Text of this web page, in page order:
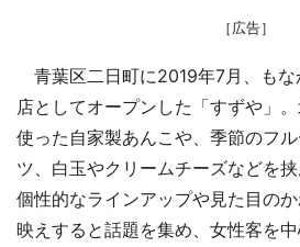
［広告］
青葉区二日町に2019年7月、もな
店としてオープンした「すずや」
使った自家製あんこや、季節のフ
ツ、白玉やクリームチーズなどを挟
個性的なラインアップや見た目の
映えすると話題を集め、女性客を